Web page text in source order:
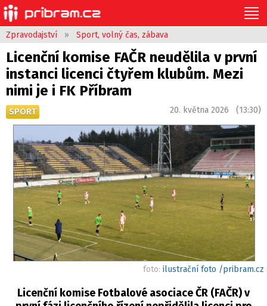
Zpravodajství » Sport, volný čas, zábava
Licenční komise FAČR neudělila v první
instanci licenci čtyřem klubům. Mezi
nimi je i FK Příbram
SPORT 20. května 2026 (13:30)
foto: ilustrační foto /pribram.cz
Licenční komise Fotbalové asociace ČR (FAČR) v